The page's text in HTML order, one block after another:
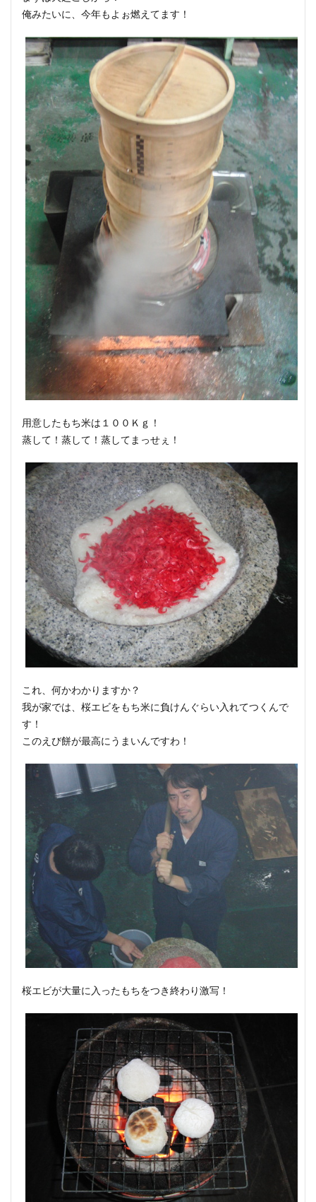
俺みたいに、今年もよぉ燃えてます！
用意したもち米は１００Ｋｇ！
蒸して！蒸して！蒸してまっせぇ！
これ、何かわかりますか？
我が家では、桜エビをもち米に負けんぐらい入れてつくんで
す！
このえび餅が最高にうまいんですわ！
桜エビが大量に入ったもちをつき終わり激写！